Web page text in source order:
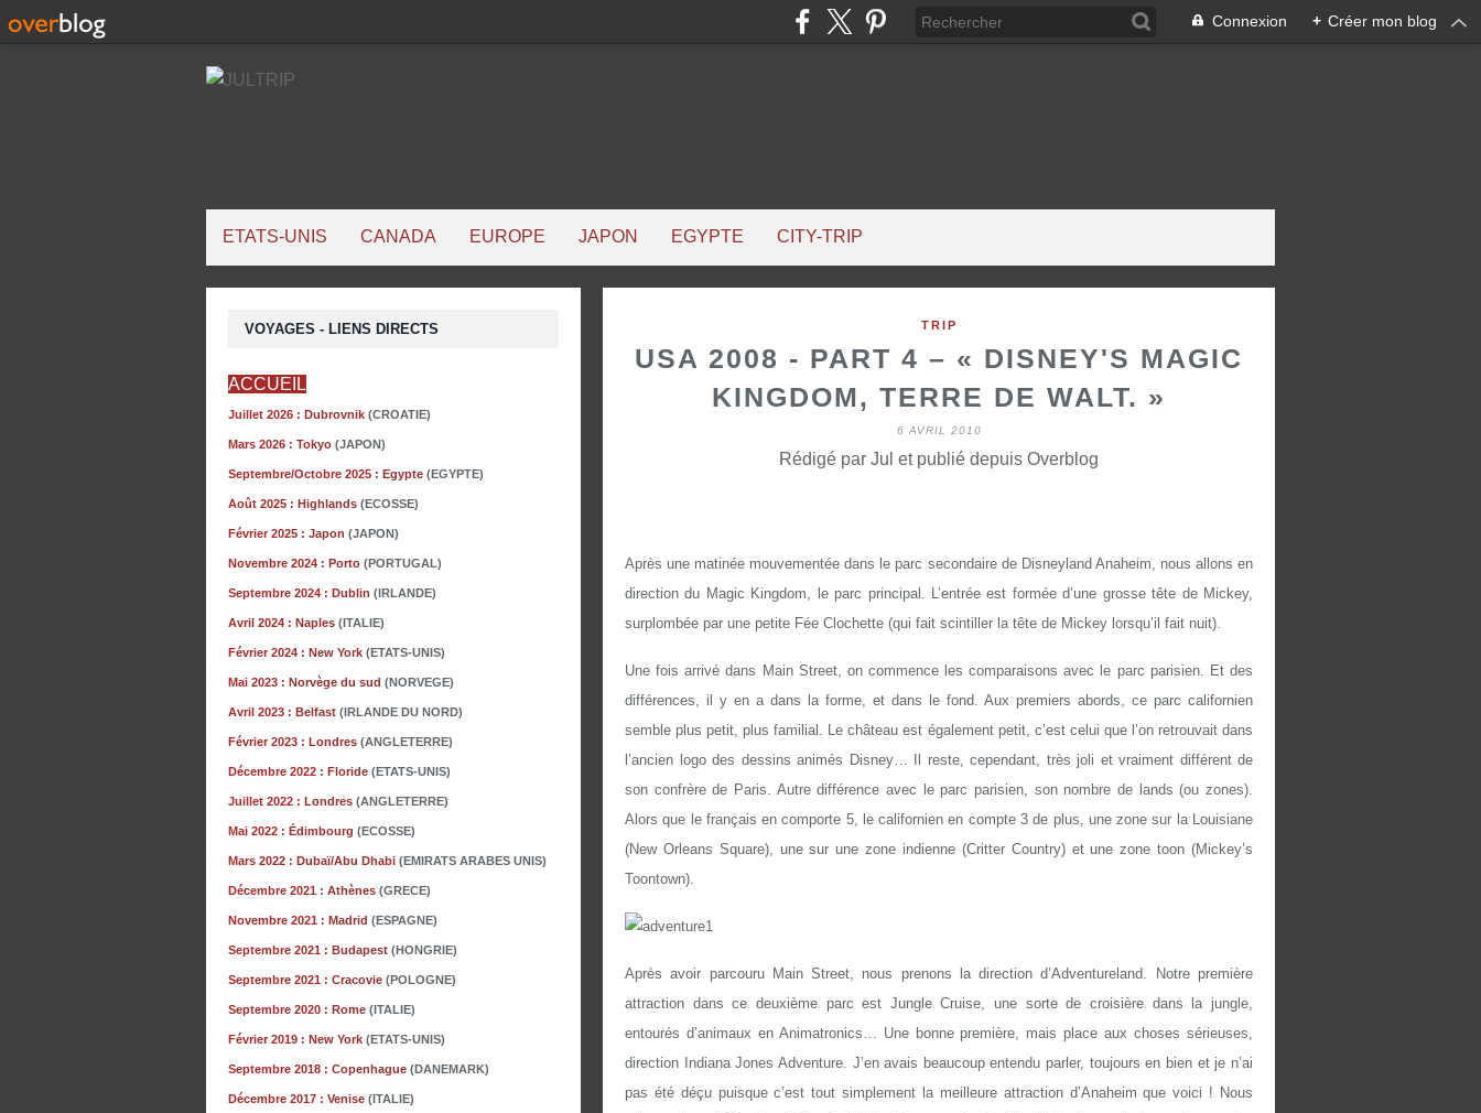
Connexion + Créer mon blog
ETATS-UNIS CANADA EUROPE JAPON EGYPTE CITY-TRIP
TRIP
USA 2008 - PART 4 – « DISNEY'S MAGIC
KINGDOM, TERRE DE WALT. »
6 AVRIL 2010
Rédigé par Jul et publié depuis Overblog
Après une matinée mouvementée dans le parc secondaire de Disneyland Anaheim, nous allons en
direction du Magic Kingdom, le parc principal. L’entrée est formée d’une grosse tête de Mickey,
surplombée par une petite Fée Clochette (qui fait scintiller la tête de Mickey lorsqu’il fait nuit).
Une fois arrivé dans Main Street, on commence les comparaisons avec le parc parisien. Et des
différences, il y en a dans la forme, et dans le fond. Aux premiers abords, ce parc californien
semble plus petit, plus familial. Le château est également petit, c’est celui que l’on retrouvait dans
l’ancien logo des dessins animés Disney… Il reste, cependant, très joli et vraiment différent de
son confrère de Paris. Autre différence avec le parc parisien, son nombre de lands (ou zones).
Alors que le français en comporte 5, le californien en compte 3 de plus, une zone sur la Louisiane
(New Orleans Square), une sur une zone indienne (Critter Country) et une zone toon (Mickey’s
Toontown).
Après avoir parcouru Main Street, nous prenons la direction d’Adventureland. Notre première
attraction dans ce deuxième parc est Jungle Cruise, une sorte de croisière dans la jungle,
entourés d’animaux en Animatronics… Une bonne première, mais place aux choses sérieuses,
direction Indiana Jones Adventure. J’en avais beaucoup entendu parler, toujours en bien et je n’ai
pas été déçu puisque c’est tout simplement la meilleure attraction d’Anaheim que voici ! Nous
VOYAGES - LIENS DIRECTS
ACCUEIL
Juillet 2026 : Dubrovnik (CROATIE)
Mars 2026 : Tokyo (JAPON)
Septembre/Octobre 2025 : Egypte (EGYPTE)
Août 2025 : Highlands (ECOSSE)
Février 2025 : Japon (JAPON)
Novembre 2024 : Porto (PORTUGAL)
Septembre 2024 : Dublin (IRLANDE)
Avril 2024 : Naples (ITALIE)
Février 2024 : New York (ETATS-UNIS)
Mai 2023 : Norvège du sud (NORVEGE)
Avril 2023 : Belfast (IRLANDE DU NORD)
Février 2023 : Londres (ANGLETERRE)
Décembre 2022 : Floride (ETATS-UNIS)
Juillet 2022 : Londres (ANGLETERRE)
Mai 2022 : Édimbourg (ECOSSE)
Mars 2022 : Dubaï/Abu Dhabi (EMIRATS ARABES UNIS)
Décembre 2021 : Athènes (GRECE)
Novembre 2021 : Madrid (ESPAGNE)
Septembre 2021 : Budapest (HONGRIE)
Septembre 2021 : Cracovie (POLOGNE)
Septembre 2020 : Rome (ITALIE)
Février 2019 : New York (ETATS-UNIS)
Septembre 2018 : Copenhague (DANEMARK)
Décembre 2017 : Venise (ITALIE)